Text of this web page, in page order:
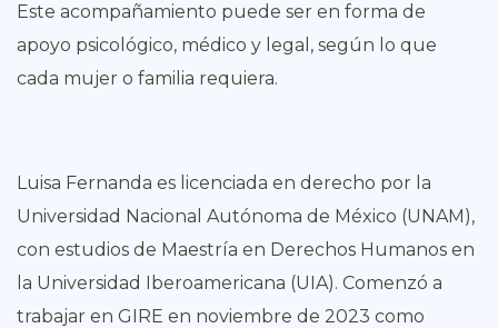
Este acompañamiento puede ser en forma de
apoyo psicológico, médico y legal, según lo que
cada mujer o familia requiera.
Luisa Fernanda es licenciada en derecho por la
Universidad Nacional Autónoma de México (UNAM),
con estudios de Maestría en Derechos Humanos en
la Universidad Iberoamericana (UIA). Comenzó a
trabajar en GIRE en noviembre de 2023 como